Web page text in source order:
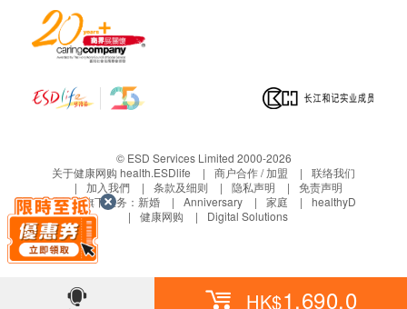
网购health.ESDlife概不负责。一切有关的索偿或
查询，须向提供服务之体检中心或商户提出。
HK$1,690.0
© ESD Services Limited 2000-2026
关于健康网购 health.ESDlife
商户合作 / 加盟
联络我们
加入我們
条款及细则 隐私声明
免责声明
生活易旗下业务： 新婚 Anniversary 家庭
healthyD
健康网购
Digital Solutions